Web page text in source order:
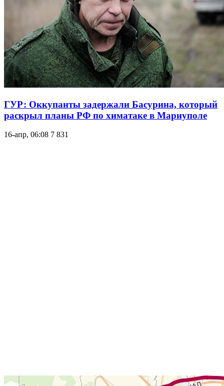
ГУР: Оккупанты задержали Басурина, который
раскрыл планы РФ по химатаке в Мариуполе
16-апр, 06:08 7 831